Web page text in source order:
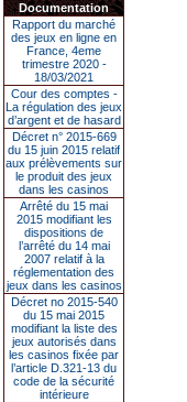
Documentation
Rapport du marché
des jeux en ligne en
France, 4eme
trimestre 2020 -
18/03/2021
Cour des comptes -
La régulation des jeux
d’argent et de hasard
Décret n° 2015-669
du 15 juin 2015 relatif
aux prélèvements sur
le produit des jeux
dans les casinos
Arrêté du 15 mai
2015 modifiant les
dispositions de
l’arrêté du 14 mai
2007 relatif à la
réglementation des
jeux dans les casinos
Décret no 2015-540
du 15 mai 2015
modifiant la liste des
jeux autorisés dans
les casinos fixée par
l’article D.321-13 du
code de la sécurité
intérieure